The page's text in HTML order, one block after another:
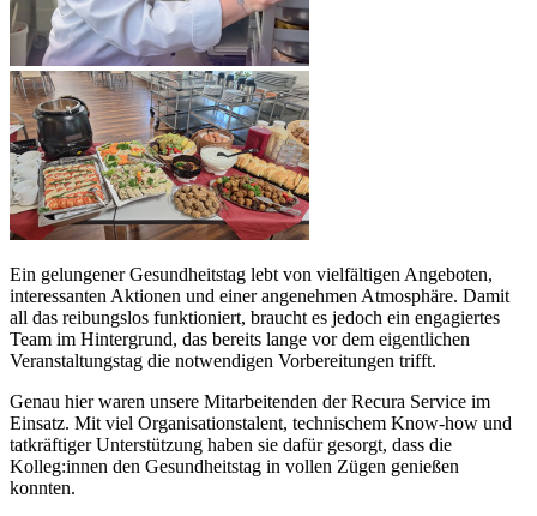
Ein gelungener Gesundheitstag lebt von vielfältigen Angeboten,
interessanten Aktionen und einer angenehmen Atmosphäre. Damit
all das reibungslos funktioniert, braucht es jedoch ein engagiertes
Team im Hintergrund, das bereits lange vor dem eigentlichen
Veranstaltungstag die notwendigen Vorbereitungen trifft.
Genau hier waren unsere Mitarbeitenden der Recura Service im
Einsatz. Mit viel Organisationstalent, technischem Know-how und
tatkräftiger Unterstützung haben sie dafür gesorgt, dass die
Kolleg:innen den Gesundheitstag in vollen Zügen genießen
konnten.